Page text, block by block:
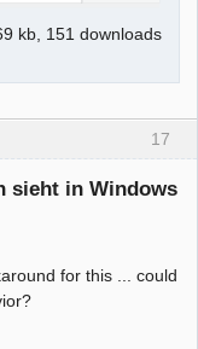
kb, 151 downloads
17
sieht in Windows
for this ... could